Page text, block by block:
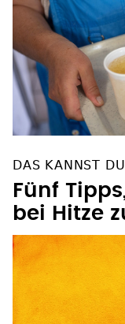
DAS KANNST
Fünf
bei Hitze